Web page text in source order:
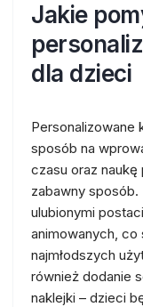
Jakie
dla dzieci
Personalizowane
sposób na
czasu oraz naukę
zabawny
ulubionymi
animowanych, co
najmłodszych
również dodanie
naklejki – dzieci